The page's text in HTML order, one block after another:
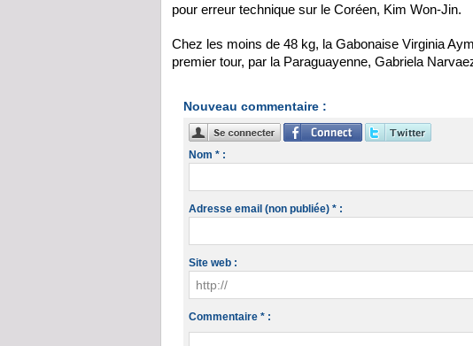
pour erreur technique sur le Coréen, Kim Won-Jin.
Chez les moins de 48 kg, la Gabonaise Virginia
premier tour, par la Paraguayenne, Gabriela
Nouveau commentaire :
Nom * :
Adresse email (non publiée) * :
Site web :
Commentaire * :